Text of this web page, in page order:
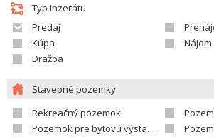
Typ inzerátu
Predaj
Kúpa
Nájom
Dražba
Stavebné pozemky
Rekreačný pozemok
Pozemok pre bytovú výstavbu